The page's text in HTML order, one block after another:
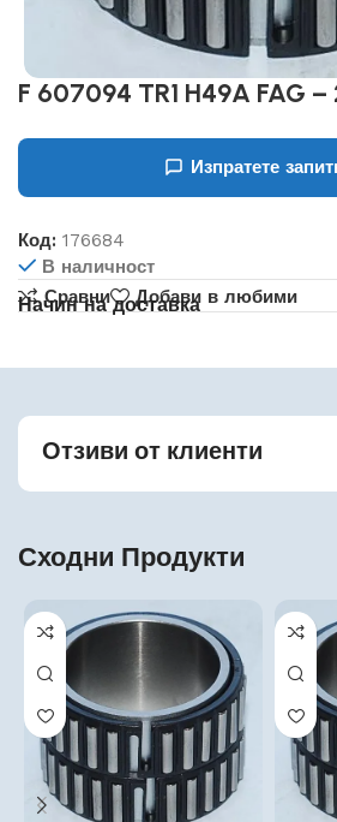
F 607094 TR1 H49A FAG –
Изпратете
Код:176684
В наличност
Сравни
Добави в любими
Начин на доставка
Отзиви от клиенти
Сходни Продукти